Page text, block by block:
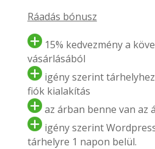
Ráadás bónusz
15% kedvezmény a
vásárlásából
igény szerint
fiók kialakítás
az árban benne van az
igény szerint
tárhelyre 1 napon belül.